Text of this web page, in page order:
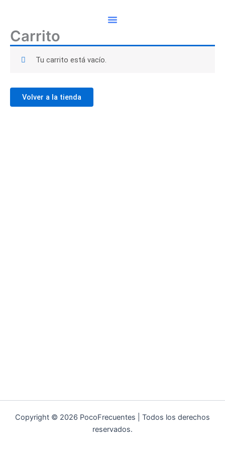
contenido
Carrito
Tu carrito está vacío.
Volver a la tienda
Copyright © 2026 PocoFrecuentes | Todos los derechos
reservados.